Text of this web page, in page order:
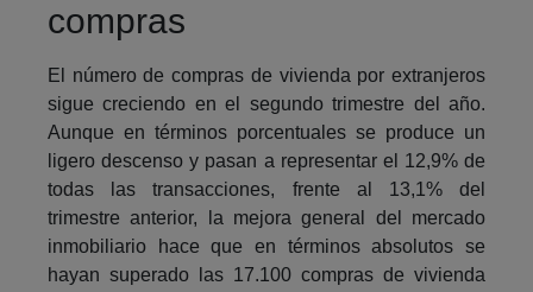
compras
El número de compras de vivienda por extranjeros
sigue creciendo en el segundo trimestre del año.
Aunque en términos porcentuales se produce un
ligero descenso y pasan a representar el 12,9% de
todas las transacciones, frente al 13,1% del
trimestre anterior, la mejora general del mercado
inmobiliario hace que en términos absolutos se
hayan superado las 17.100 compras de vivienda